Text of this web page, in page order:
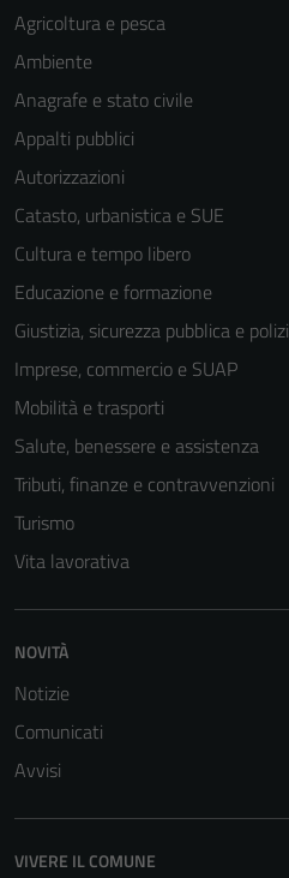
Agricoltura e pesca
Ambiente
Anagrafe e stato civile
Appalti pubblici
Autorizzazioni
Catasto, urbanistica e SUE
Cultura e tempo libero
Educazione e formazione
Giustizia, sicurezza pubblica e
Imprese, commercio e SUAP
Mobilità e trasporti
Salute, benessere e assistenza
Tributi, finanze e contravvenzioni
Turismo
Vita lavorativa
NOVITÀ
Notizie
Comunicati
Avvisi
VIVERE IL COMUNE